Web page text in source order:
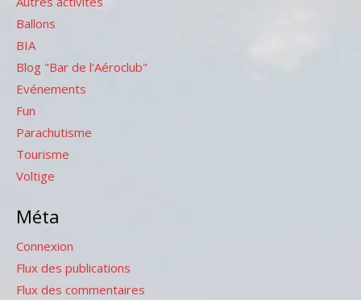
Ballons
BIA
Blog "Bar de l'Aéroclub"
Evénements
Fun
Parachutisme
Tourisme
Voltige
Méta
Connexion
Flux des publications
Flux des commentaires